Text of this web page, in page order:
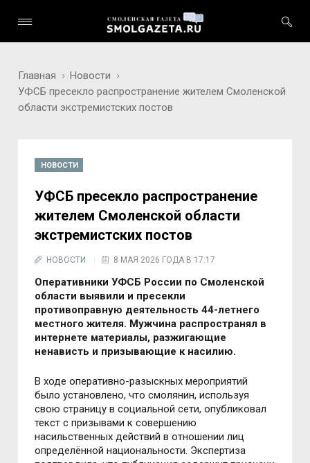
Главная
Новости
УФСБ пресекло распространение жителем Смоленской
области экстремистских постов
НОВОСТИ
УФСБ пресекло распространение
жителем Смоленской области
экстремистских постов
НОВОСТИ 8 МАЯ 2026 ГОДА В 17:17
Оперативники УФСБ России по Смоленской
области выявили и пресекли
противоправную деятельность 44-летнего
местного жителя. Мужчина распространял в
интернете материалы, разжигающие
ненависть и призывающие к насилию.
В ходе оперативно-разыскных мероприятий
было установлено, что смолянин, используя
свою страницу в социальной сети, опубликовал
текст с призывами к совершению
насильственных действий в отношении лиц
определённой национальности. Экспертиза